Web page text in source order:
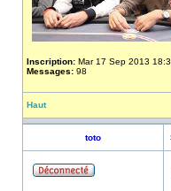
Inscription: Mar 17 Sep 2013
Messages: 98
Haut
toto